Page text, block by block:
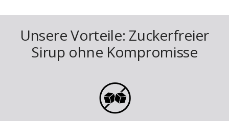
ä
r
e
r
e
r
P
Unsere Vorteile: Zuckerfreier
Sirup ohne Kompromisse